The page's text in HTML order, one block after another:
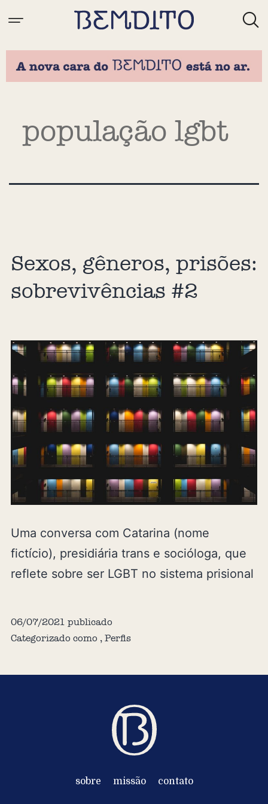
população lgbt
Sexos, gêneros, prisões:
sobrevivências #2
Uma conversa com Catarina (nome
fictício), presidiária trans e socióloga, que
reflete sobre ser LGBT no sistema prisional
06/07/2021 publicado
Categorizado como , Perfis
sobre missão contato